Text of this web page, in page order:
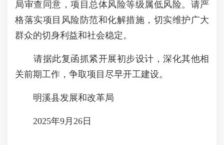
局审查同意，项目总体风险等级属低风险。请严
格落实项目风险防范和化解措施，切实维护广大
群众的切身利益和社会稳定。
请据此复函抓紧开展初步设计，深化其他相
关前期工作，争取项目尽早开工建设。
明溪县发展和改革局
2025年9月26日